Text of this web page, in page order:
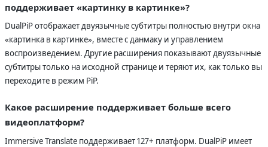
поддерживает «картинку в картинке»?
DualPiP отображает двуязычные субтитры полностью внутри окна
«картинка в картинке», вместе с данмаку и управлением
воспроизведением. Другие расширения показывают двуязычные
субтитры только на исходной странице и теряют их, как только вы
переходите в режим PiP.
Какое расширение поддерживает больше всего
видеоплатформ?
Immersive Translate поддерживает 127+ платформ. DualPiP имеет